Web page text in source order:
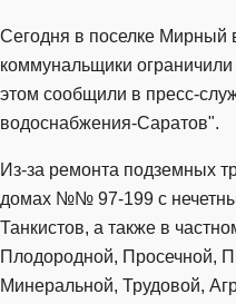
Сегодня в поселке Мирный
коммунальщики
этом сообщили в пресс-
водоснабжения-Саратов".
Из-за ремонта подземных
домах №№ 97-199 с
Танкистов, а также в
Плодородной, Просечной,
Минеральной, Трудовой,